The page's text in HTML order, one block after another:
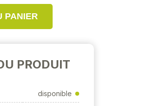
PANIER
PRODUIT
disponible